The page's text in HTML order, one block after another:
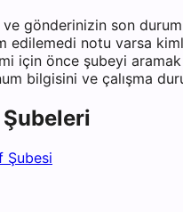
ve gönderinizin son
edilemedi notu varsa
için önce şubeyi aramak
bilgisini ve çalışma
Şubeleri
Şubesi